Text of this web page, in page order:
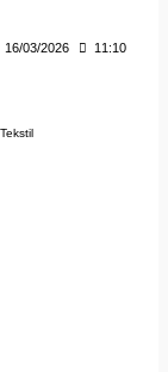
16/03/2026 11:10